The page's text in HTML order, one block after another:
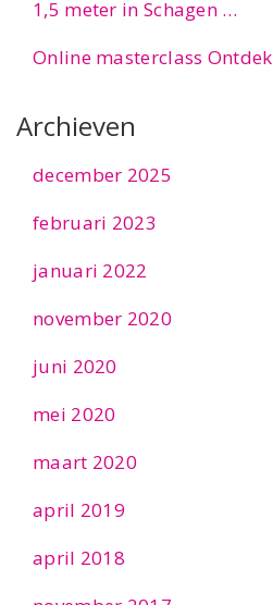
1,5 meter in Schagen …
Online masterclass
Archieven
december 2025
februari 2023
januari 2022
november 2020
juni 2020
mei 2020
maart 2020
april 2019
april 2018